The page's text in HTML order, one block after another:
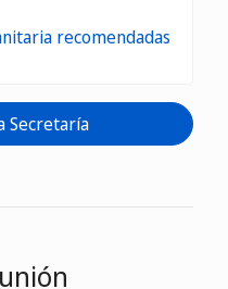
recomendadas
Secretaría